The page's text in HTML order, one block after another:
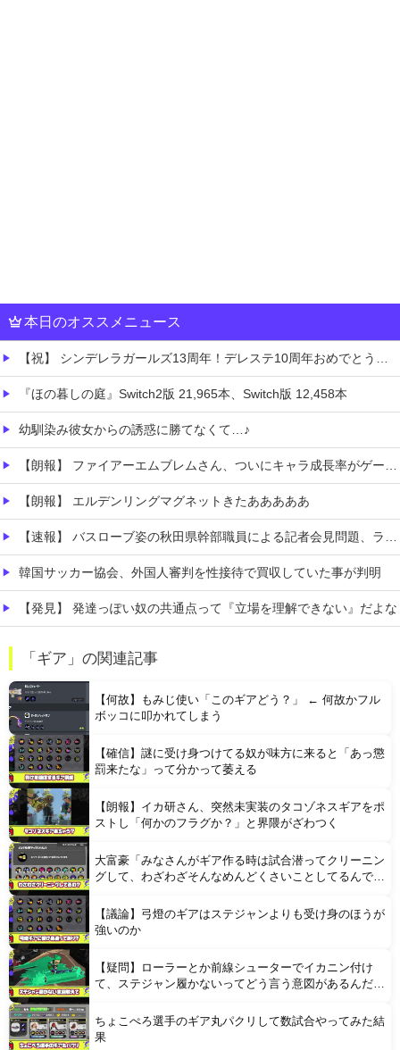
本日のオススメニュース
【祝】 シンデレラガールズ13周年！デレステ10周年おめでとう！ガチャ更新SSR八神マキノ・イベントSRイヴ、SR望月聖！
『ほの暮しの庭』Switch2版 21,965本、Switch版 12,458本
幼馴染み彼女からの誘惑に勝てなくて…♪
【朗報】 ファイアーエムブレムさん、ついにキャラ成長率がゲーム内で見れるようになる
【朗報】 エルデンリングマグネットきたあああああ
【速報】 バスローブ姿の秋田県幹部職員による記者会見問題、ラブホテルからの参加だと特定「体調が優れなかったため...」とは何だったのか
韓国サッカー協会、外国人審判を性接待で買収していた事が判明
【発見】 発達っぽい奴の共通点って『立場を理解できない』だよな
【悲痛】 溺れた11歳息子を助けようと川へ…40歳父親が死亡 息子は母親が救助 愛知
Powered by livedoor 相互RSS
「ギア」の関連記事
【何故】もみじ使い「このギアどう？」 ← 何故かフル
ボッコに叩かれてしまう
【確信】謎に受け身つけてる奴が味方に来ると「あっ懲
罰来たな」って分かって萎える
【朗報】イカ研さん、突然未実装のタコゾネスギアをポ
ストし「何かのフラグか？」と界隈がざわつく
大富豪「みなさんがギア作る時は試合潜ってクリーニン
グして、わざわざそんなめんどくさいことしてるんです
【議論】弓燈のギアはステジャンよりも受け身のほうが
強いのか
【疑問】ローラーとか前線シューターでイカニン付け
て、ステジャン履かないってどう言う意図があるんだろ
ちょこぺろ選手のギア丸パクリして数試合やってみた結
果